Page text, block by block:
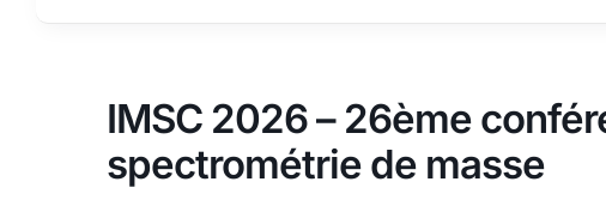
IMSC 2026 – 26ème
spectrométrie de masse